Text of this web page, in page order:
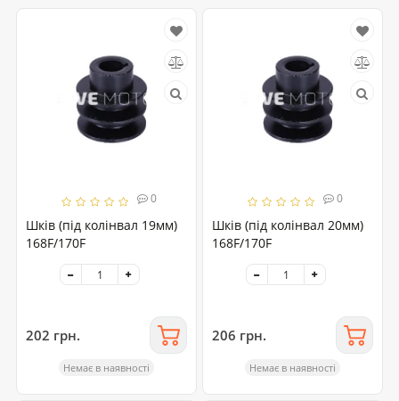
0
Шків (під колінвал 19мм)
168F/170F
202 грн.
Немає в наявності
0
Шків (під колінвал 20мм)
168F/170F
206 грн.
Немає в наявності